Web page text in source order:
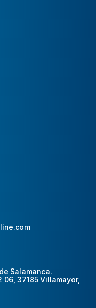
Salamanca.
06, 37185 Villamayor,